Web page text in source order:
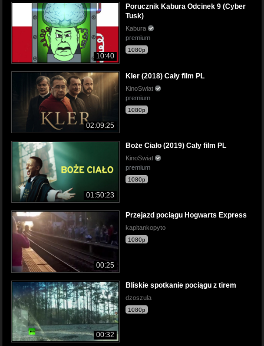
10:40
Porucznik Kabura Odcinek 9 (Cyber
Tusk)
Kabura
premium
1080p
02:09:25
Kler (2018) Cały film PL
KinoSwiat
premium
1080p
01:50:23
Boże Ciało (2019) Cały film PL
KinoSwiat
premium
1080p
00:25
Przejazd pociągu Hogwarts Express
kapitankopyto
1080p
00:32
Bliskie spotkanie pociągu z tirem
dzoszula
1080p